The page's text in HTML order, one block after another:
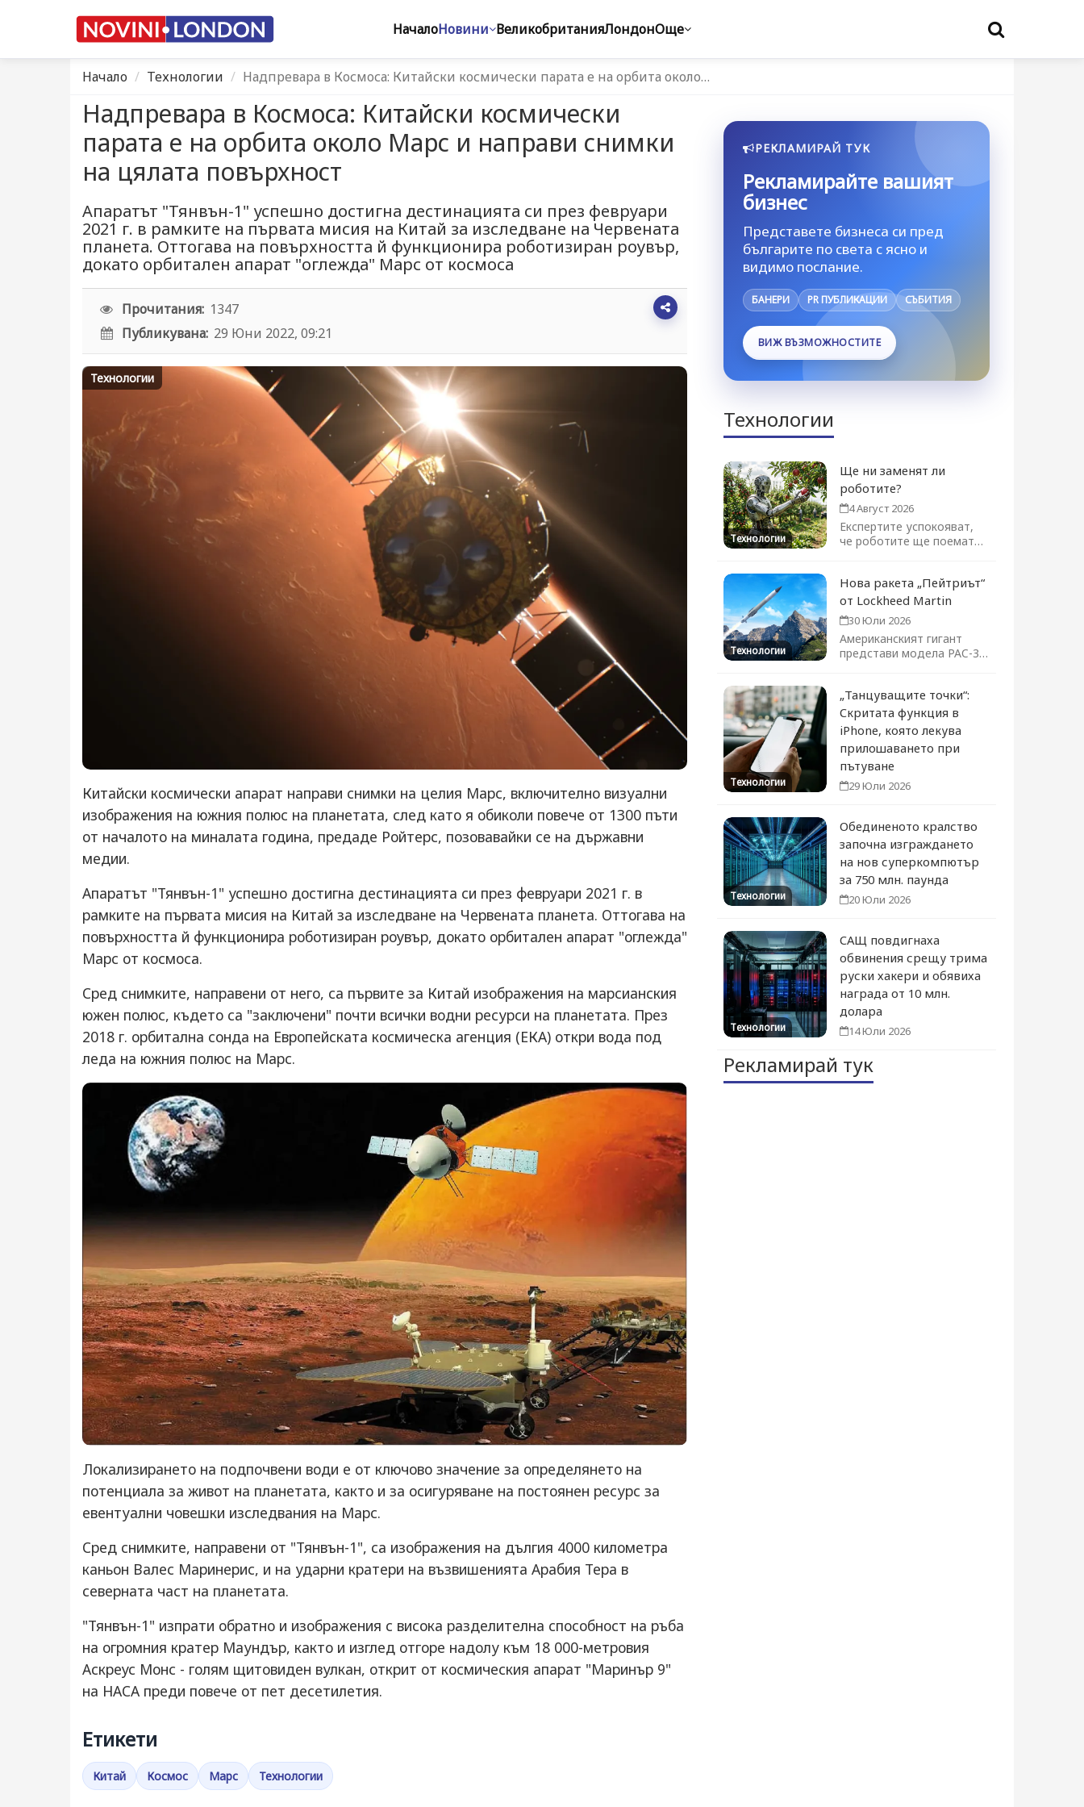
НачалоНовини ВеликобританияЛондонОще
Начало Технологии Надпревара в Космоса: Китайски космически парата е на орбита около…
Надпревара в Космоса: Китайски космически
парата е на орбита около Марс и направи снимки
на цялата повърхност
Апаратът "Тянвън-1" успешно достигна дестинацията си през февруари
2021 г. в рамките на първата мисия на Китай за изследване на Червената
планета. Оттогава на повърхността й функционира роботизиран роувър,
докато орбитален апарат "оглежда" Марс от космоса
Прочитания: 1347
Публикувана: 29 Юни 2022, 09:21
Технологии
Китайски космически апарат направи снимки на целия Марс, включително визуални
изображения на южния полюс на планетата, след като я обиколи повече от 1300 пъти
от началото на миналата година, предаде Ройтерс, позовавайки се на държавни
медии.
Апаратът "Тянвън-1" успешно достигна дестинацията си през февруари 2021 г. в
рамките на първата мисия на Китай за изследване на Червената планета. Оттогава на
повърхността й функционира роботизиран роувър, докато орбитален апарат "оглежда"
Марс от космоса.
Сред снимките, направени от него, са първите за Китай изображения на марсианския
южен полюс, където са "заключени" почти всички водни ресурси на планетата. През
2018 г. орбитална сонда на Европейската космическа агенция (ЕКА) откри вода под
леда на южния полюс на Марс.
Локализирането на подпочвени води е от ключово значение за определянето на
потенциала за живот на планетата, както и за осигуряване на постоянен ресурс за
евентуални човешки изследвания на Марс.
Сред снимките, направени от "Тянвън-1", са изображения на дългия 4000 километра
каньон Валес Маринерис, и на ударни кратери на възвишенията Арабия Тера в
северната част на планетата.
"Тянвън-1" изпрати обратно и изображения с висока разделителна способност на ръба
на огромния кратер Маундър, както и изглед отгоре надолу към 18 000-метровия
Аскреус Монс - голям щитовиден вулкан, открит от космическия апарат "Маринър 9"
на НАСА преди повече от пет десетилетия.
Етикети
Китай Космос Марс Технологии
РЕКЛАМИРАЙ ТУК
Рекламирайте вашият
бизнес
Представете бизнеса си пред
българите по света с ясно и
видимо послание.
БАНЕРИ PR ПУБЛИКАЦИИ СЪБИТИЯ
ВИЖ ВЪЗМОЖНОСТИТЕ
Технологии
Технологии
Ще ни заменят ли
роботите?
4 Август 2026
Експертите успокояват,
че роботите ще поемат
Технологии
Нова ракета „Пейтриът“
от Lockheed Martin
30 Юли 2026
Американският гигант
представи модела PAC-3
прехващач...
Технологии
„Танцуващите точки“:
Скритата функция в
iPhone, която лекува
прилошаването при
пътуване
29 Юли 2026
Технологии
Обединеното кралство
започна изграждането
на нов суперкомпютър
за 750 млн. паунда
20 Юли 2026
Технологии
САЩ повдигнаха
обвинения срещу трима
руски хакери и обявиха
награда от 10 млн.
долара
14 Юли 2026
Рекламирай тук